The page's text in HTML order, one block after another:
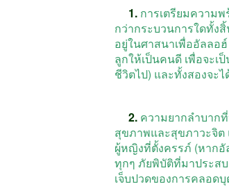
1. การเตรียมความ
กว่ากระบวนการใดทั้ง
อยู่ในศาสนาเพื่ออัลลอฮ์
ลูกให้เป็นคนดี เพื่อจะเ
ชีวิตไป) และทั้งสองจะ
2. ความยากลำบาก
สุขภาพและสุขภาวะจิต
ผู้หญิงที่ตั้งครรภ์ (หากอั
ทุกๆ ภัยพิบัติที่มาประสบ
เจ็บปวดของการคลอด